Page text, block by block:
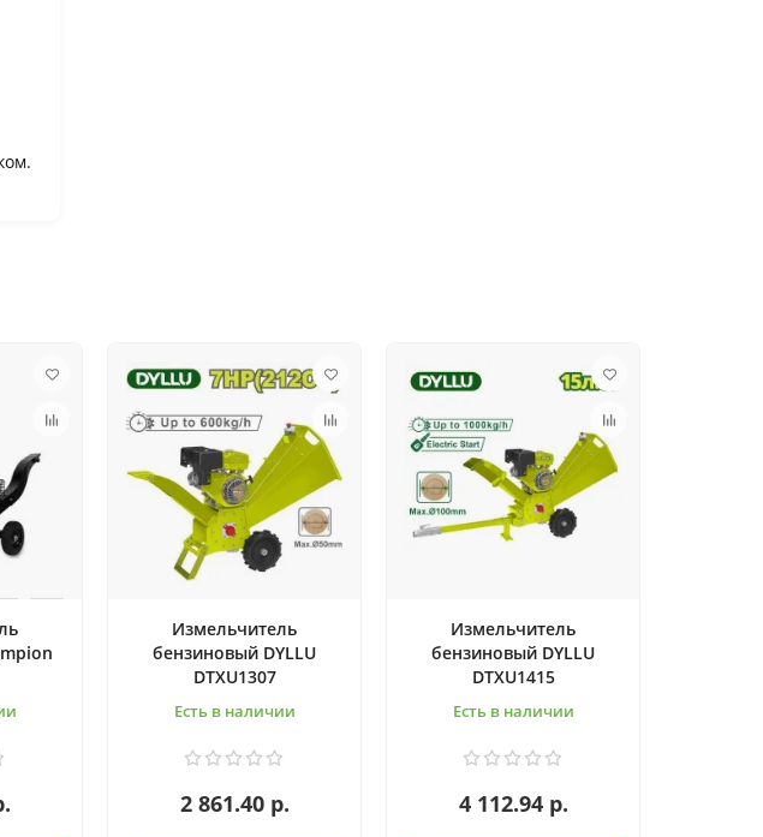
Измельчитель
бензиновый DYLLU
DTXU1307
Есть в наличии
2 861.40 р.
Измельчитель
бензиновый DYLLU
DTXU1415
Есть в наличии
4 112.94 р.